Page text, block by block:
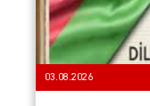
03.08.2026